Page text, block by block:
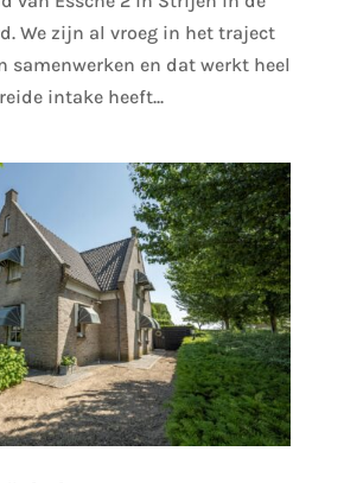
We zijn al vroeg in het traject
samenwerken en dat werkt heel
intake heeft...